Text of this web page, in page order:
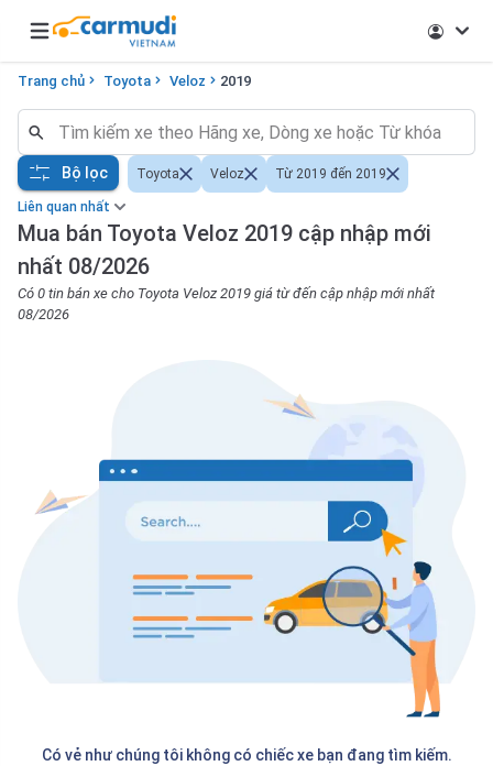
Open main menu
Trang chủ Toyota Veloz 2019
Liên quan nhất
Mua bán Toyota Veloz 2019 cập nhập mới
nhất 08/2026
Có 0 tin bán xe cho Toyota Veloz 2019 giá từ đến cập nhập mới nhất
08/2026
Bộ lọc Toyota Veloz Từ 2019 đến 2019
Có vẻ như chúng tôi không có chiếc xe bạn đang tìm kiếm.